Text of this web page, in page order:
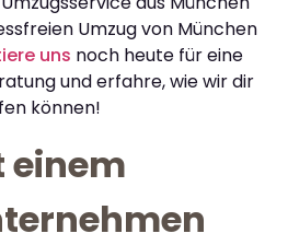
Umzug von München
uns noch heute für eine
und erfahre, wie wir dir
können!
einem